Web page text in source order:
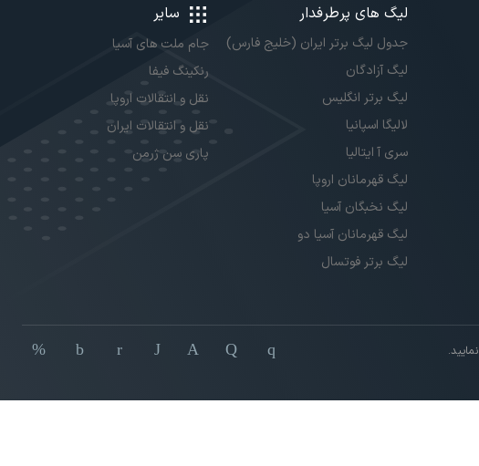
لیگ های پرطرفدار
جدول لیگ برتر ایران (خلیج فارس)
لیگ آزادگان
لیگ برتر انگلیس
لالیگا اسپانیا
سری آ ایتالیا
لیگ قهرمانان اروپا
لیگ نخبگان آسیا
لیگ قهرمانان آسیا دو
لیگ برتر فوتسال
سایر
جام ملت های آسیا
رنکینگ فیفا
نقل و انتقالات اروپا
نقل و انتقالات ایران
پاری سن ژرمن